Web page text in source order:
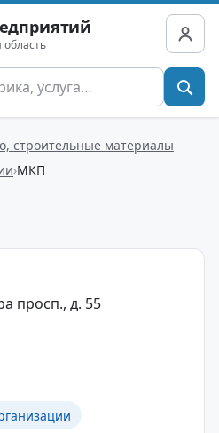
область
строительные материалы
МКП
просп., д. 55